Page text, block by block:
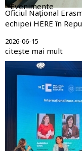
Evenimente
Oficiul Național
echipei HERE în
2026-06-15
citește mai mult